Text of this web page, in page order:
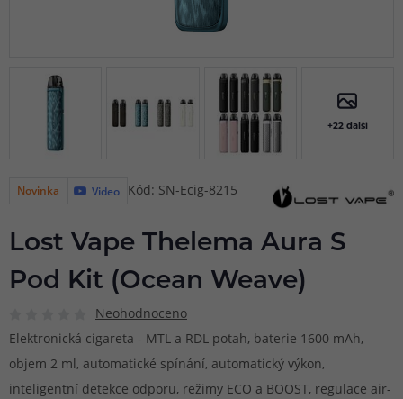
+22 další
Novinka Video Kód: SN-Ecig-8215
Lost Vape Thelema Aura S
Pod Kit (Ocean Weave)
Neohodnoceno
Elektronická cigareta - MTL a RDL potah, baterie 1600 mAh,
objem 2 ml, automatické spínání, automatický výkon,
inteligentní detekce odporu, režimy ECO a BOOST, regulace air-